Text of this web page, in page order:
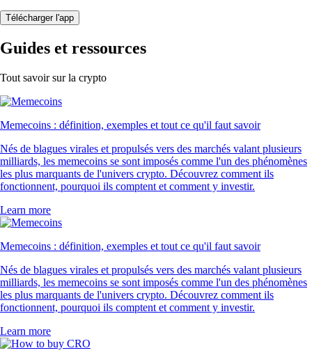
Télécharger l'app
Guides et ressources
Tout savoir sur la crypto
Memecoins : définition, exemples et tout ce qu'il faut savoir
Nés de blagues virales et propulsés vers des marchés valant plusieurs
milliards, les memecoins se sont imposés comme l'un des phénomènes
les plus marquants de l'univers crypto. Découvrez comment ils
fonctionnent, pourquoi ils comptent et comment y investir.
Learn more
Memecoins : définition, exemples et tout ce qu'il faut savoir
Nés de blagues virales et propulsés vers des marchés valant plusieurs
milliards, les memecoins se sont imposés comme l'un des phénomènes
les plus marquants de l'univers crypto. Découvrez comment ils
fonctionnent, pourquoi ils comptent et comment y investir.
Learn more